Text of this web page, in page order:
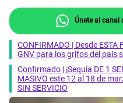
Únete al canal
CONFIRMADO | Desde ESTA
GNV para los grifos del país
Confirmado | ¡Sequía DE 1
MASIVO este 12 al 18 de
SIN SERVICIO